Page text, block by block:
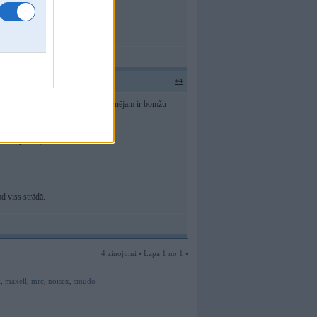
#4
- verdikts - viss loģiski, manējam ir bomžu
man pīkstuļi ir...
viss strādā.
4 ziņojumi • Lapa 1 no 1 •
maxell mrc noisex smudo